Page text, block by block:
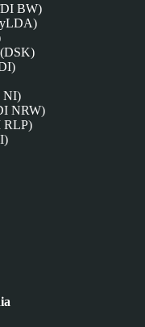
BW)
(DSK)
NI)
NRW)
RLP)